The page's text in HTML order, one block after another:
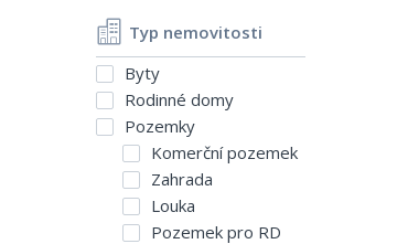
Typ nemovitosti
Byty
Rodinné domy
Pozemky
Komerční pozemek
Zahrada
Louka
Pozemek pro RD